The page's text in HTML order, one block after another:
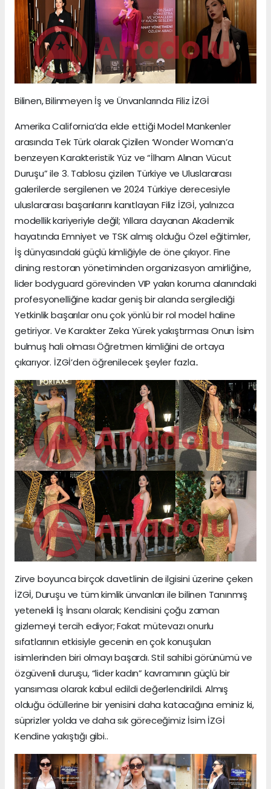
Bilinen, Bilinmeyen İş ve Ünvanlarında Filiz İZGİ
Amerika California’da elde ettiği Model Mankenler
arasında Tek Türk olarak Çizilen ‘Wonder Woman’a
benzeyen Karakteristik Yüz ve “İlham Alınan Vücut
Duruşu” ile 3. Tablosu çizilen Türkiye ve Uluslararası
galerilerde sergilenen ve 2024 Türkiye derecesiyle
uluslararası başarılarını kanıtlayan Filiz İZGİ, yalnızca
modellik kariyeriyle değil; Yıllara dayanan Akademik
hayatında Emniyet ve TSK almış olduğu Özel eğitimler,
İş dünyasındaki güçlü kimliğiyle de öne çıkıyor. Fine
dining restoran yönetiminden organizasyon amirliğine,
lider bodyguard görevinden VIP yakın koruma alanındaki
profesyonelliğine kadar geniş bir alanda sergilediği
Yetkinlik başarılar onu çok yönlü bir rol model haline
getiriyor. Ve Karakter Zeka Yürek yakıştırması Onun İsim
bulmuş hali olması Öğretmen kimliğini de ortaya
çıkarıyor. İZGİ’den öğrenilecek şeyler fazla..
Zirve boyunca birçok davetlinin de ilgisini üzerine çeken
İZGİ, Duruşu ve tüm kimlik ünvanları ile bilinen Tanınmış
yetenekli İş İnsanı olarak; Kendisini çoğu zaman
gizlemeyi tercih ediyor; Fakat mütevazı onurlu
sıfatlarının etkisiyle gecenin en çok konuşulan
isimlerinden biri olmayı başardı. Stil sahibi görünümü ve
özgüvenli duruşu, “lider kadın” kavramının güçlü bir
yansıması olarak kabul edildi değerlendirildi. Almış
olduğu ödüllerine bir yenisini daha katacağına eminiz ki,
süprizler yolda ve daha sık göreceğimiz İsim İZGİ
Kendine yakıştığı gibi..